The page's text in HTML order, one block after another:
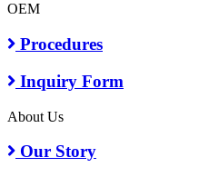
OEM
Procedures
Inquiry Form
About Us
Our Story